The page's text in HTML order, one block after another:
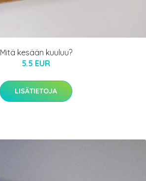
Mitä kesään kuuluu?
5.5 EUR
LISÄTIETOJA